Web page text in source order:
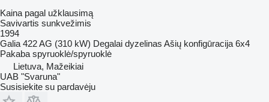
Kaina pagal užklausimą
Savivartis sunkvežimis
1994
Galia 422 AG (310 kW) Degalai dyzelinas Ašių konfigūracija 6x4
Pakaba spyruoklė/spyruoklė
Lietuva, Mažeikiai
UAB "Svaruna"
Susisiekite su pardavėju